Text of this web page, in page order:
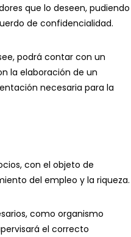
que lo deseen, pudiendo
de confidencialidad.
podrá contar con un
la elaboración de un
necesaria para la
con el objeto de
del empleo y la riqueza.
como organismo
el correcto